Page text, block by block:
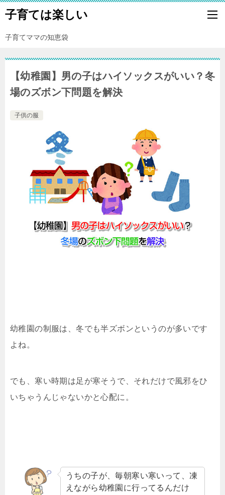
子育ては楽しい
子育てママの知恵袋
【幼稚園】男の子はハイソックスがいい？冬
場のズボン下問題を解決
子供の服
幼稚園の制服は、冬でも半ズボンというのが多いです
よね。
でも、寒い時期は足が寒そうで、それだけで風邪をひ
いちゃうんじゃないかと心配に。
うちの子が、毎朝寒い寒いって、凍
えながら幼稚園に行ってるんだけ